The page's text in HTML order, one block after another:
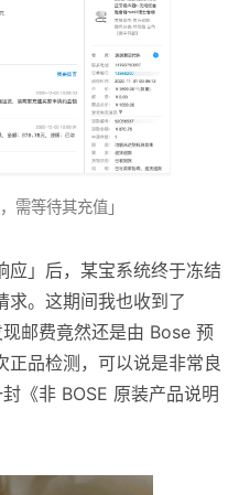
需等待其充值」
应」后，某宝系统终于冻结
求。这期间我也收到了
邮费竟然还是由 Bose 预
正品检测，可以说是非常良
《非 BOSE 原装产品说明